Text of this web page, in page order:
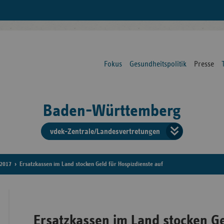
Fokus Gesundheitspolitik Presse
Baden-Württemberg
vdek-Zentrale/Landesvertretungen
der
2017 Ersatzkassen im Land stocken Geld für Hospizdienste auf
Ersatzkassen im Land stocken